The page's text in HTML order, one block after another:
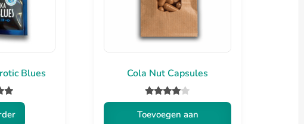
Blues
5
Cola Nut Capsules
Gewaarde
erd4.00
Toevoegen aan